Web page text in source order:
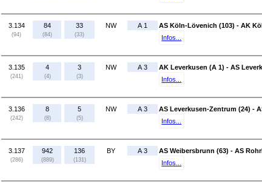
3.134
(94)
84
(84)
33
(33)
NW A 1
AS Köln-Lövenich (103) - AK
Infos...
3.135
(241)
4
(4)
3
(3)
NW A 3
AK Leverkusen (A 1) - AS
Infos...
3.136
(242)
8
(8)
5
(5)
NW A 3
AS Leverkusen-Zentrum (24) -
Infos...
3.137
(286)
942
(889)
136
(131)
BY A 3
AS Weibersbrunn (63) - AS
Infos...